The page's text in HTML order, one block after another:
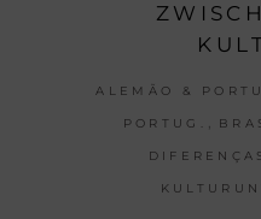
ALEMÃO &
PORTUG.